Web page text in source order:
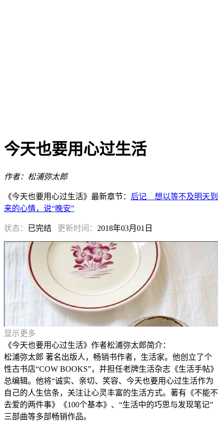
今天也要用心过生活
作者：松浦弥太郎
《今天也要用心过生活》最新章节： 后记 想以等不及明天到
来的心情，说“晚安”
状态： 已完结 更新时间： 2018年03月01日
显示更多
《今天也要用心过生活》作者松浦弥太郎简介：
松浦弥太郎 著名出版人，畅销书作者，生活家。他创立了个
性古书店“COW BOOKS”，并担任老牌生活杂志《生活手帖》
总编辑。他将“诚实、亲切、笑容、今天也要用心过生活作为
自己的人生信条，关注让心灵丰富的生活方式。著有《不能不
去爱的两件事》《100个基本》、“生活中的巧思与发现笔记”
三部曲等多部畅销作品。